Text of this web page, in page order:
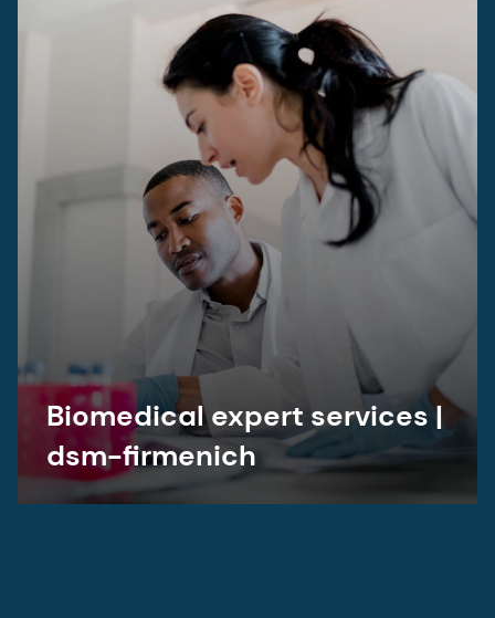
Biomedical expert services |
dsm-firmenich